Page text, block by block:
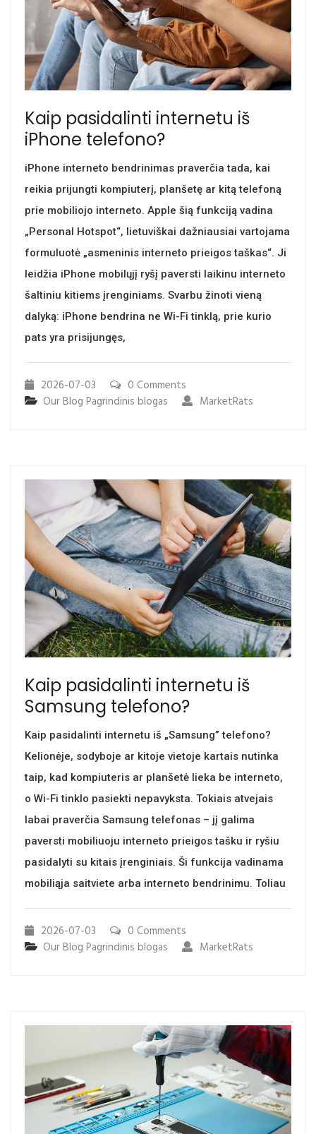
Kaip pasidalinti internetu iš
iPhone telefono?
iPhone interneto bendrinimas praverčia tada, kai
reikia prijungti kompiuterį, planšetę ar kitą telefoną
prie mobiliojo interneto. Apple šią funkciją vadina
„Personal Hotspot“, lietuviškai dažniausiai vartojama
formuluotė „asmeninis interneto prieigos taškas“. Ji
leidžia iPhone mobilųjį ryšį paversti laikinu interneto
šaltiniu kitiems įrenginiams. Svarbu žinoti vieną
dalyką: iPhone bendrina ne Wi-Fi tinklą, prie kurio
pats yra prisijungęs,
2026-07-03
0 Comments
Our Blog Pagrindinis blogas MarketRats
Kaip pasidalinti internetu iš
Samsung telefono?
Kaip pasidalinti internetu iš „Samsung” telefono?
Kelionėje, sodyboje ar kitoje vietoje kartais nutinka
taip, kad kompiuteris ar planšetė lieka be interneto,
o Wi-Fi tinklo pasiekti nepavyksta. Tokiais atvejais
labai praverčia Samsung telefonas – jį galima
paversti mobiliuoju interneto prieigos tašku ir ryšiu
pasidalyti su kitais įrenginiais. Ši funkcija vadinama
mobiliąja saitviete arba interneto bendrinimu. Toliau
2026-07-03
0 Comments
Our Blog Pagrindinis blogas MarketRats